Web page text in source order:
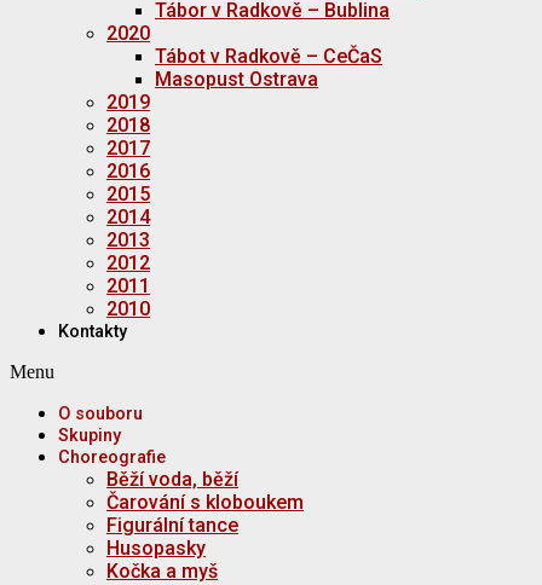
Tábor v Radkově – Bublina
2020
Tábot v Radkově – CeČaS
Masopust Ostrava
2019
2018
2017
2016
2015
2014
2013
2012
2011
2010
Kontakty
Menu
O souboru
Skupiny
Choreografie
Běží voda, běží
Čarování s kloboukem
Figurální tance
Husopasky
Kočka a myš